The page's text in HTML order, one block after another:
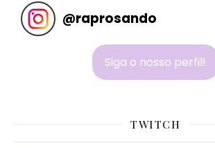
@raprosando
Siga o nosso perfil!
TWITCH